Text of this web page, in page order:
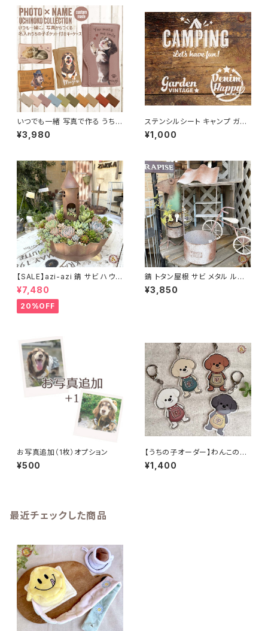
いつでも一緒 写真で作る うちの
子ポケット付きキーケース
¥3,980
ステンシルシート キャンプ ガー
デン デニムハッピー 「CAMPIN
G・Garden・ Happy 3種セッ
¥1,000
【SALE】azi-azi 錆 サビ ハウス
プランター ラウンド 訳あり 特価
送料無料
¥7,480
20%OFF
錆 トタン屋根 サビ メタル ルー
フプランター A azi-azi
¥3,850
お写真追加（1枚）オプション
¥500
【うちの子オーダー】わんこのキ
ーホルダー DOG ロンパースわ
んこ プードル / バッグチャーム
¥1,400
最近チェックした商品